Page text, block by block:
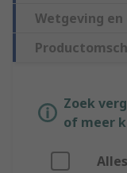
Wetgeving
Zoek
of meer